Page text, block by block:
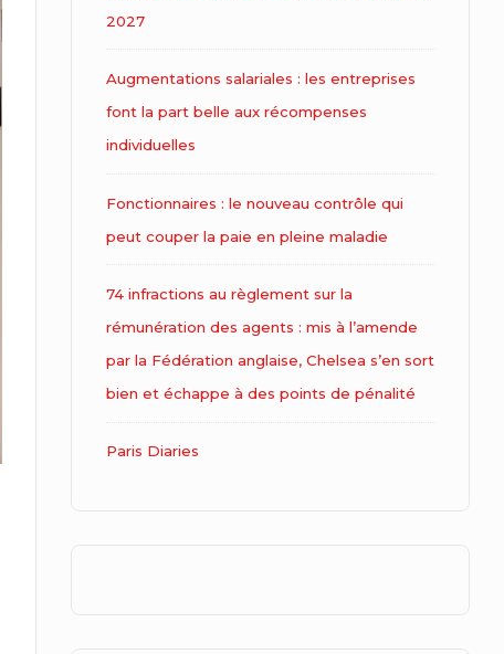
2027
Augmentations salariales : les entreprises
font la part belle aux récompenses
individuelles
Fonctionnaires : le nouveau contrôle qui
peut couper la paie en pleine maladie
74 infractions au règlement sur la
rémunération des agents : mis à l’amende
par la Fédération anglaise, Chelsea s’en sort
bien et échappe à des points de pénalité
Paris Diaries